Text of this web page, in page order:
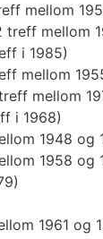
mellom
treff mellom
i 1985)
mellom
mellom
i 1968)
1948 og
1958 og
1961 og